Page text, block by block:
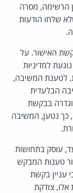
הרשימה, מסרה
שלחו הודעות
האישור. על
למדיניות
לטענת המשיבה,
הבלעדית
בבקשת
כך נטען, המשיבה
עוסק בתחושות
טענות המבקש
בקשת
אלו, צודקת